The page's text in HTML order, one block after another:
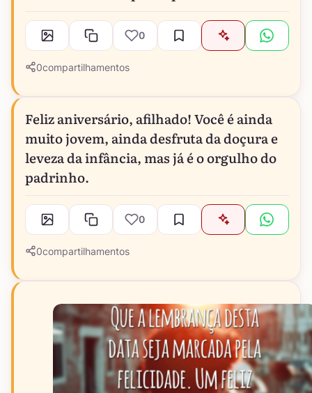
0
0compartilhamentos
Feliz aniversário, afilhado! Você é ainda
muito jovem, ainda desfruta da doçura e
leveza da infância, mas já é o orgulho do
padrinho.
0
0compartilhamentos